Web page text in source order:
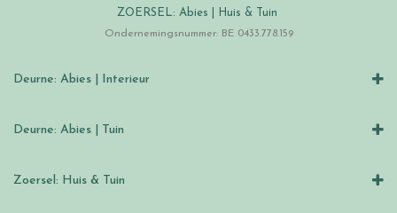
ZOERSEL: Abies | Huis & Tuin
Ondernemingsnummer: BE 0433.778.159
Deurne: Abies | Interieur
Deurne: Abies | Tuin
Zoersel: Huis & Tuin